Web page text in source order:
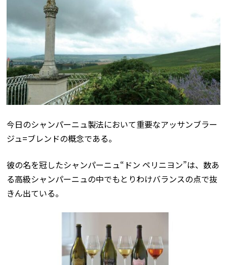
今日のシャンパーニュ製法において重要なアッサンブラー
ジュ=ブレンドの概念である。
彼の名を冠したシャンパーニュ“ドン ペリニヨン”は、数あ
る高級シャンパーニュの中でもとりわけバランスの点で抜
きん出ている。